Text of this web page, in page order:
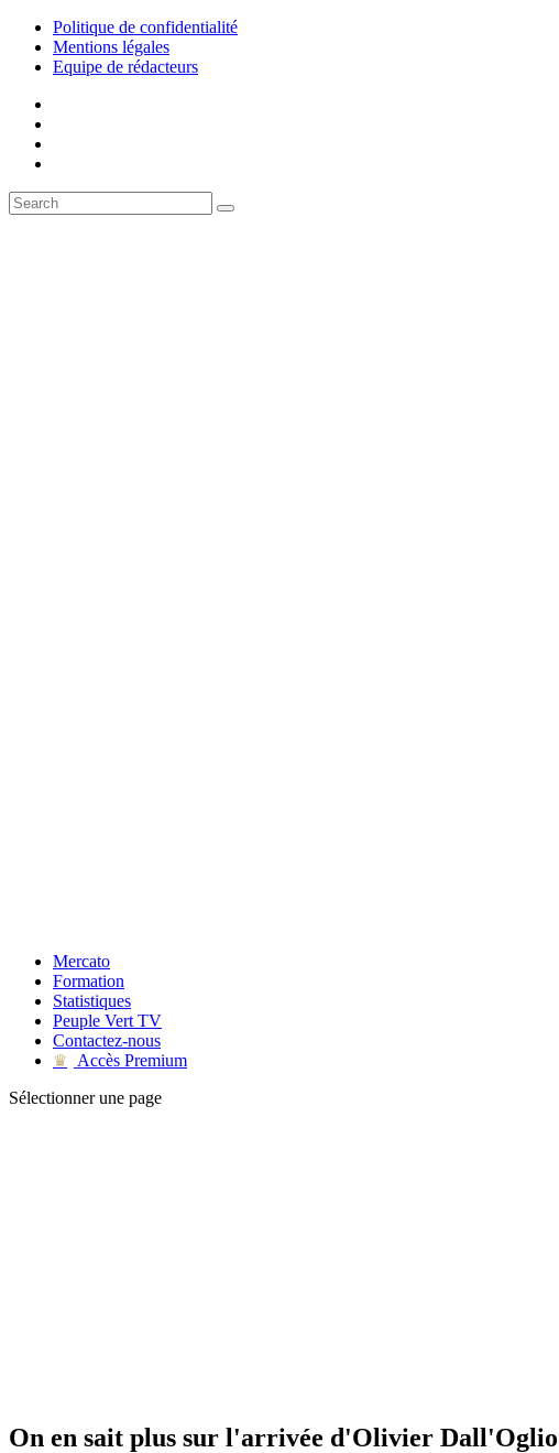
Politique de confidentialité
Mentions légales
Equipe de rédacteurs
Mercato
Formation
Statistiques
Peuple Vert TV
Contactez-nous
♛
Accès Premium
Sélectionner une page
On en sait plus sur l'arrivée d'Olivier Dall'Oglio